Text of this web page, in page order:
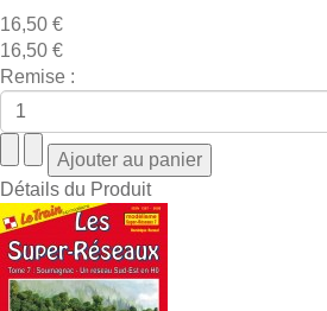
16,50 €
16,50 €
Remise :
Détails du Produit